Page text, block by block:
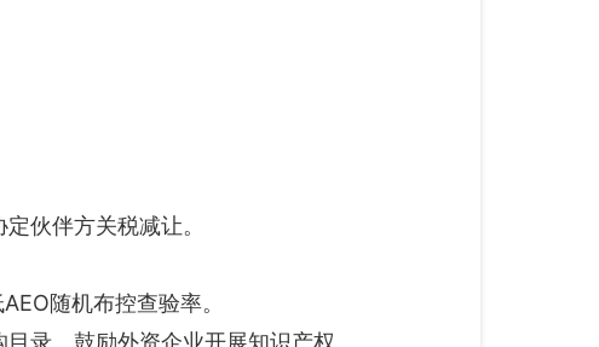
伙伴方关税减让。
随机布控查验率。
录。鼓励外资企业开展知识产权